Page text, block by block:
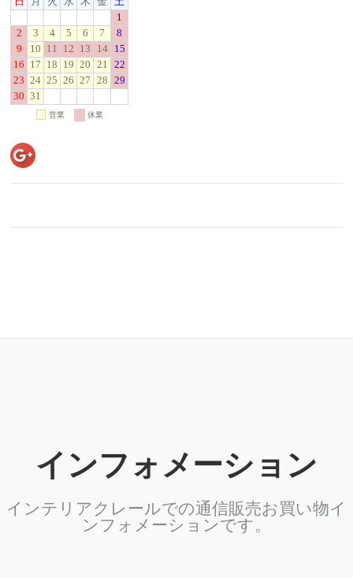
インフォメーション
インテリアクレールでの通信販売お買い物イ
ンフォメーションです。